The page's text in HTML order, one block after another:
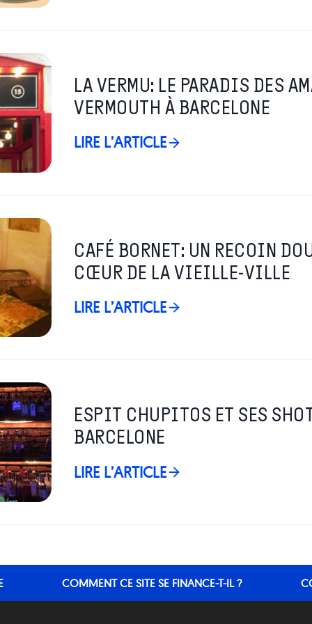
LA VERMU: LE PARADIS DES
VERMOUTH À BARCELONE
LIRE L’ARTICLE
CAFÉ BORNET: UN RECOIN
CŒUR DE LA VIEILLE-VILLE
LIRE L’ARTICLE
ESPIT CHUPITOS ET SES
BARCELONE
LIRE L’ARTICLE
COMMENT CE SITE SE FINANCE-T-IL ?